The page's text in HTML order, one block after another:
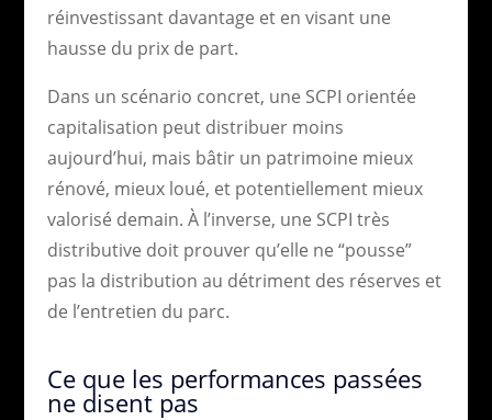
réinvestissant davantage et en visant une
hausse du prix de part.
Dans un scénario concret, une SCPI orientée
capitalisation peut distribuer moins
aujourd’hui, mais bâtir un patrimoine mieux
rénové, mieux loué, et potentiellement mieux
valorisé demain. À l’inverse, une SCPI très
distributive doit prouver qu’elle ne “pousse”
pas la distribution au détriment des réserves et
de l’entretien du parc.
Ce que les performances passées
ne disent pas